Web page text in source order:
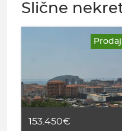
Slične
153.450€